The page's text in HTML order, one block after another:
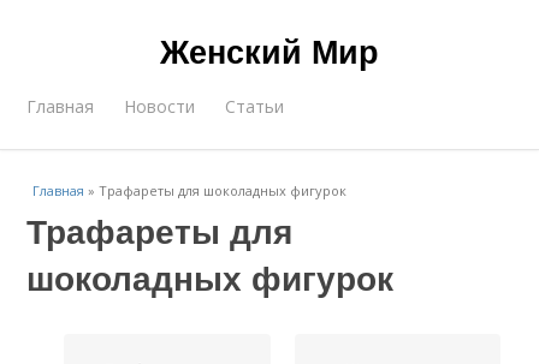
Женский Мир
Главная Новости Статьи
Главная »Трафареты для шоколадных фигурок
Трафареты для
шоколадных фигурок